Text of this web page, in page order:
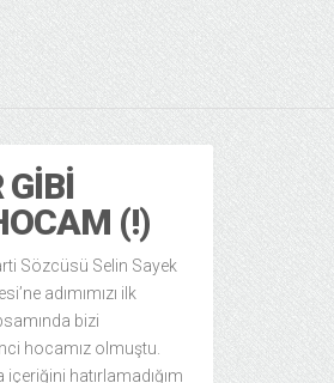
GIBI
(!)
Sözcüsü Selin Sayek
adımımızı ilk
bizi
hocamız olmuştu.
hatırlamadığım